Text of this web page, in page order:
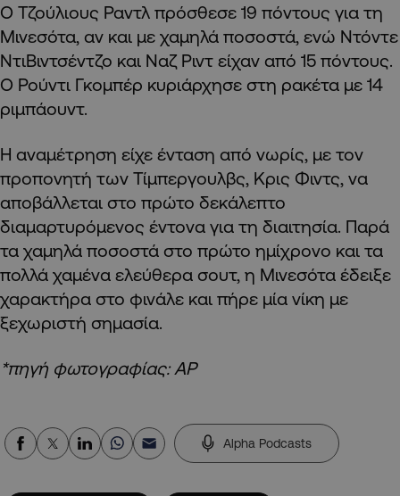
Ο Τζούλιους Ραντλ πρόσθεσε 19 πόντους για τη
Μινεσότα, αν και με χαμηλά ποσοστά, ενώ Ντόντε
ΝτιΒιντσέντζο και Ναζ Ριντ είχαν από 15 πόντους.
Ο Ρούντι Γκομπέρ κυριάρχησε στη ρακέτα με 14
ριμπάουντ.
Η αναμέτρηση είχε ένταση από νωρίς, με τον
προπονητή των Τίμπεργουλβς, Κρις Φιντς, να
αποβάλλεται στο πρώτο δεκάλεπτο
διαμαρτυρόμενος έντονα για τη διαιτησία. Παρά
τα χαμηλά ποσοστά στο πρώτο ημίχρονο και τα
πολλά χαμένα ελεύθερα σουτ, η Μινεσότα έδειξε
χαρακτήρα στο φινάλε και πήρε μία νίκη με
ξεχωριστή σημασία.
*πηγή φωτογραφίας: AP
Alpha Podcasts